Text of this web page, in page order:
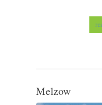
Melzow